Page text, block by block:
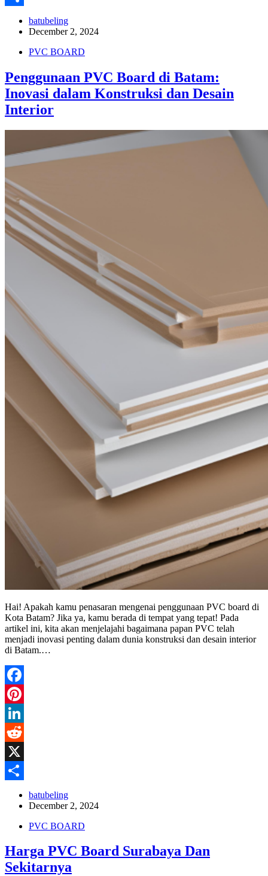
batubeling
December 2, 2024
PVC BOARD
Penggunaan PVC Board di Batam:
Inovasi dalam Konstruksi dan Desain
Interior
Hai! Apakah kamu penasaran mengenai penggunaan PVC board di
Kota Batam? Jika ya, kamu berada di tempat yang tepat! Pada
artikel ini, kita akan menjelajahi bagaimana papan PVC telah
menjadi inovasi penting dalam dunia konstruksi dan desain interior
di Batam.…
Facebook
Pinterest
LinkedIn
Reddit
X
batubeling
December 2, 2024
PVC BOARD
Harga PVC Board Surabaya Dan
Sekitarnya